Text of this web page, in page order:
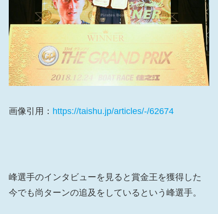
画像引用： https://taishu.jp/articles/-/62674
峰選手のインタビューを見ると賞金王を獲得した
今でも尚ターンの追及をしているという峰選手。